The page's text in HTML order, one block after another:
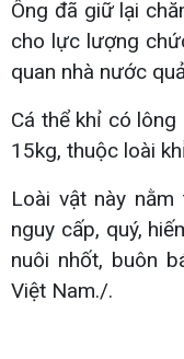
Ông đã giữ lại
cho lực lượng
quan nhà nước
Cá thể khỉ có lông
15kg, thuộc loài
Loài vật này
nguy cấp, quý,
nuôi nhốt, buôn
Việt Nam./.